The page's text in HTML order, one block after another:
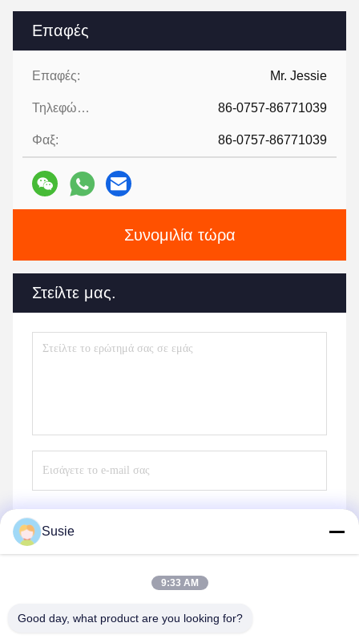
Επαφές
Επαφές: Mr. Jessie
Τηλεφώνημα: 86-0757-86771039
Φαξ: 86-0757-86771039
Συνομιλία τώρα
Στείλτε μας.
Susie
9:33 AM
Good day, what product are you looking for?